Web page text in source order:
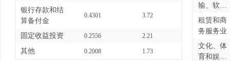
银行存款和结
算备付金
0.4301 3.72
固定收益投资 0.2556 2.21
其他 0.2008 1.73
输、软件
和信息
技...
租赁和商
务服务业
文化、体
育和娱乐